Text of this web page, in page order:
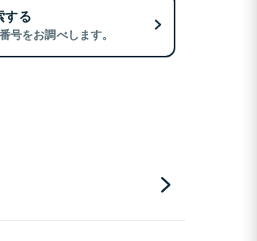
する
号をお調べします。